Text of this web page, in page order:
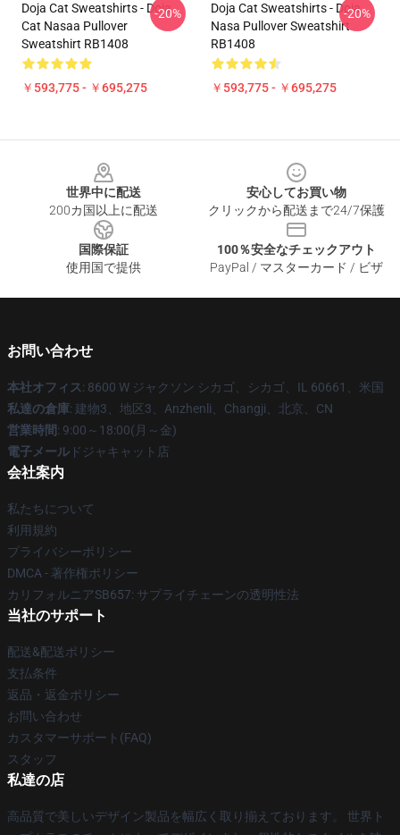
Doja Cat Sweatshirts - Doja
Cat Nasaa Pullover
Sweatshirt RB1408
￥593,775 - ￥695,275
-20%
Doja Cat Sweatshirts - Doja
Nasa Pullover Sweatshirt
RB1408
￥593,775 - ￥695,275
-20%
世界中に配送
200カ国以上に配送
安心してお買い物
クリックから配送まで24/7保護
国際保証
使用国で提供
100％安全なチェックアウト
PayPal / マスターカード / ビザ
お問い合わせ
本社オフィス: 8600 W ジャクソン シカゴ、シカゴ、IL 60661、米国
私達の倉庫: 建物3、地区3、Anzhenli、Changji、北京、CN
営業時間: 9:00～18:00(月～金)
電子メール ドジャキャット店
会社案内
私たちについて
利用規約
プライバシーポリシー
DMCA - 著作権ポリシー
カリフォルニアSB657: サプライチェーンの透明性法
当社のサポート
配送&配送ポリシー
支払条件
返品・返金ポリシー
お問い合わせ
カスタマーサポート(FAQ)
スタッフ
私達の店
高品質で美しいデザイン製品を幅広く取り揃えております。 世界ト